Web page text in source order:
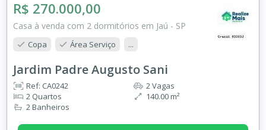
R$ 270.000,00
Casa à venda com 2 dormitórios em Jaú - SP
Copa Área Serviço ...
Jardim Padre Augusto Sani
Ref: CA0242
2 Quartos
2 Banheiros
2 Vagas
140.00 m²